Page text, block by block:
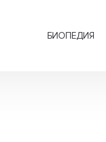
БИОПЕДИЯ